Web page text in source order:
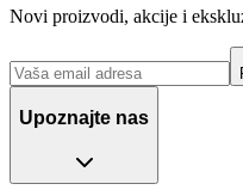
Novi proizvodi, akcije i
Upoznajte nas